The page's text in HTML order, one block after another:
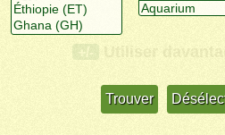
+/- Utiliser